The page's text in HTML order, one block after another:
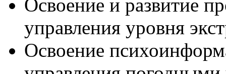
Освоение и развитие
управления уровня
Освоение